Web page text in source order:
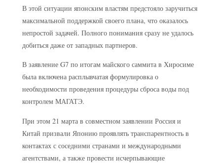
В этой ситуации японским властям предстояло заручиться
максимальной поддержкой своего плана, что оказалось
непростой задачей. Полного понимания сразу не удалось
добиться даже от западных партнеров.
В заявление G7 по итогам майского саммита в Хиросиме
была включена расплывчатая формулировка о
необходимости проведения процедуры сброса воды под
контролем МАГАТЭ.
При этом 21 марта в совместном заявлении Россия и
Китай призвали Японию проявлять транспарентность в
контактах с соседними странами и международными
агентствами, а также провести исчерпывающие